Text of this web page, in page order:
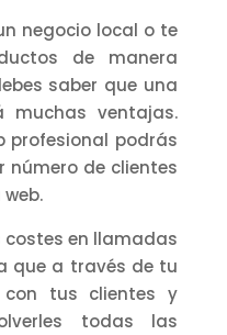
negocio local o te
de manera
saber que una
muchas ventajas.
profesional podrás
número de clientes
en llamadas
que a través de tu
con tus clientes y
todas las